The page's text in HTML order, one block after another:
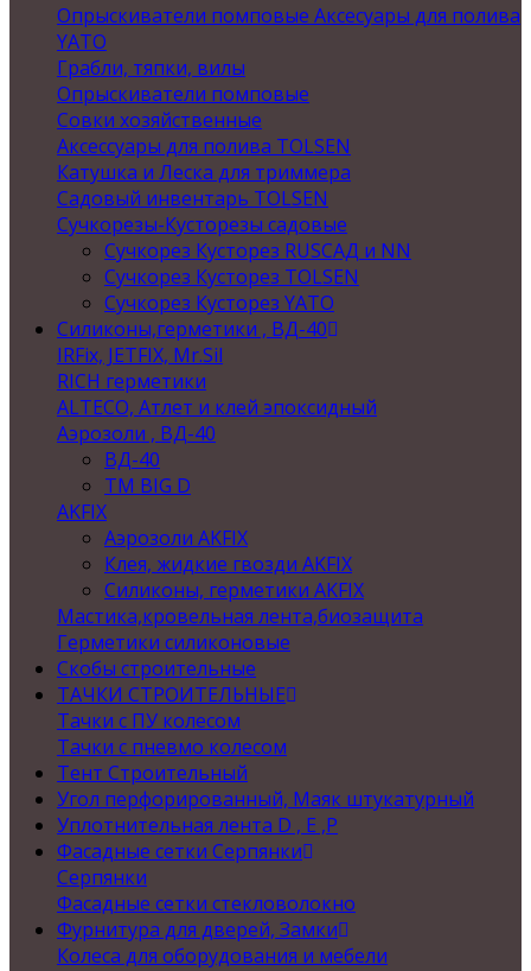
Опрыскиватели помповые Аксесуары для полива
YATO
Грабли, тяпки, вилы
Опрыскиватели помповые
Совки хозяйственные
Аксессуары для полива TOLSEN
Катушка и Леска для триммера
Садовый инвентарь TOLSEN
Сучкорезы-Кусторезы садовые
Сучкорез Кусторез RUSСАД и NN
Сучкорез Кусторез TOLSEN
Сучкорез Кусторез YATO
Силиконы,герметики , ВД-40
IRFix, JETFIX, Mr.Sil
RICH герметики
ALTECO, Атлет и клей эпоксидный
Аэрозоли , ВД-40
ВД-40
TM BIG D
AKFIX
Аэрозоли AKFIX
Клея, жидкие гвозди AKFIX
Силиконы, герметики AKFIX
Мастика,кровельная лента,биозащита
Герметики силиконовые
Скобы строительные
ТАЧКИ СТРОИТЕЛЬНЫЕ
Тачки с ПУ колесом
Тачки с пневмо колесом
Тент Строительный
Угол перфорированный, Маяк штукатурный
Уплотнительная лента D , Е ,P
Фасадные сетки Серпянки
Серпянки
Фасадные сетки стекловолокно
Фурнитура для дверей, Замки
Колеса для оборудования и мебели